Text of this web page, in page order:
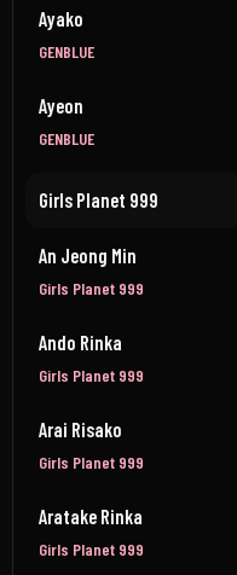
Ayako
GENBLUE
Ayeon
GENBLUE
Girls Planet 999
An Jeong Min
Girls Planet 999
Ando Rinka
Girls Planet 999
Arai Risako
Girls Planet 999
Aratake Rinka
Girls Planet 999